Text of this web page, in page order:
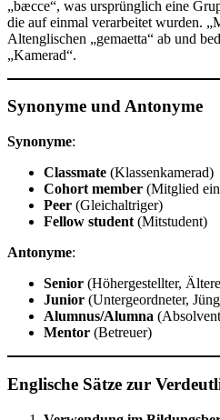
„bæcce“, was ursprünglich eine
die auf einmal verarbeitet wurden.
Altenglischen „gemaetta“ ab und
„Kamerad“.
Synonyme und Antonyme
Synonyme:
Classmate (Klassenkamerad)
Cohort member (Mitglied
Peer (Gleichaltriger)
Fellow student (Mitstudent)
Antonyme:
Senior (Höhergestellter,
Junior (Untergeordneter,
Alumnus/Alumna
Mentor (Betreuer)
Englische Sätze zur